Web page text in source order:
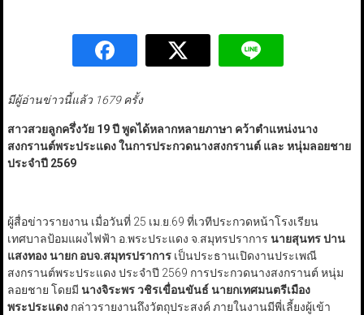
มีผู้อ่านข่าวนี้แล้ว 1679 ครั้ง
สาวสวยลูกครึ่งวัย 19 ปี พูดได้หลากหลายภาษา คว้าตำแหน่งนาง
สงกรานต์พระประแดง ในการประกวดนางสงกรานต์ และ หนุ่มลอยชาย
ประจำปี 2569
ผู้สื่อข่าวรายงาน เมื่อวันที่ 25 เม.ย.69 ที่เวทีประกวดหน้าโรงเรียน
เทศบาลป้อมแผงไฟฟ้า อ.พระประแดง จ.สมุทรปราการ นายสุนทร ปาน
แสงทอง นายก อบจ.สมุทรปราการเป็นประธานเปิดงานประเพณี
สงกรานต์พระประแดง ประจำปี 2569 การประกวดนางสงกรานต์ หนุ่ม
ลอยชาย โดยมี นางจิระพร วชิรเขื่อนขันธ์ นายกเทศมนตรีเมือง
พระประแดงกล่าวรายงานถึงวัตถุประสงค์ ภายในงานมีพี่เลี้ยงผู้เข้า